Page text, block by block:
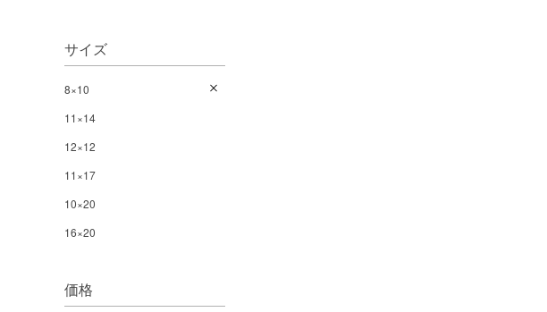
サイズ
8×10
11×14
12×12
11×17
10×20
16×20
価格